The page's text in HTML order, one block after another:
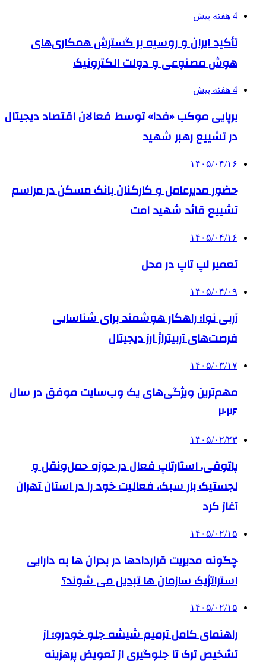
4 هفته پیش
تأکید ایران و روسیه بر گسترش همکاری‌های
هوش مصنوعی و دولت الکترونیک
4 هفته پیش
برپایی موکب «فدا» توسط فعالان اقتصاد دیجیتال
در تشییع رهبر شهید
۱۴۰۵/۰۴/۱۶
حضور مدیرعامل و کارکنان بانک مسکن در مراسم
تشییع قائد شهید امت
۱۴۰۵/۰۴/۱۶
تعمیر لپ تاپ در محل
۱۴۰۵/۰۴/۰۹
آربی نوا؛ راهکار هوشمند برای شناسایی
فرصت‌های آربیتراژ ارز دیجیتال
۱۴۰۵/۰۳/۱۷
مهم‌ترین ویژگی‌های یک وب‌سایت موفق در سال
۲۰۲۶
۱۴۰۵/۰۲/۲۳
پاتوقی، استارتاپ فعال در حوزه حمل‌ونقل و
لجستیک بار سبک، فعالیت خود را در استان تهران
آغاز کرد
۱۴۰۵/۰۲/۱۵
چگونه مدیریت قراردادها در بحران ها به دارایی
استراتژیک سازمان ها تبدیل می شوند؟
۱۴۰۵/۰۲/۱۵
راهنمای کامل ترمیم شیشه جلو خودرو؛ از
تشخیص ترک تا جلوگیری از تعویض پرهزینه